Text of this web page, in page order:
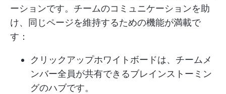
ーションです。チームのコミュニケーションを助
け、同じページを維持するための機能が満載で
す：
クリックアップホワイトボードは、チームメ
ンバー全員が共有できるブレインストーミン
グのハブです。